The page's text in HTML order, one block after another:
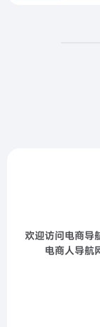
欢迎访问电商导
电商人导航